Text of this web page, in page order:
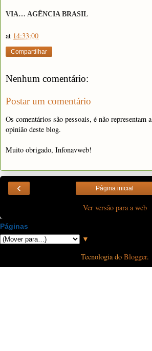
VIA… AGÊNCIA BRASIL
at 14:33:00
Compartilhar
Nenhum comentário:
Postar um comentário
Os comentários são pessoais, é não representam a
opinião deste blog.
Muito obrigado, Infonavweb!
‹ Página inicial
Ver versão para a web
Páginas
▼
Tecnologia do Blogger.